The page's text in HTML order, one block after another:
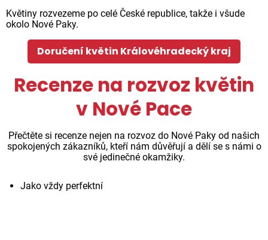
Květiny rozvezeme po celé České republice, takže i všude
okolo Nové Paky.
Doručení květin Královéhradecký kraj
Recenze na rozvoz květin
v Nové Pace
Přečtěte si recenze nejen na rozvoz do Nové Paky od našich
spokojených zákazníků, kteří nám důvěřují a dělí se s námi o
své jedinečné okamžiky.
Jako vždy perfektní